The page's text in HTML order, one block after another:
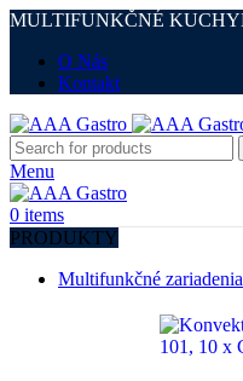
MULTIFUNKČNÉ
O Nás
Kontakt
Menu
0 items
PRODUKTY
Multifunkčné zariadenia